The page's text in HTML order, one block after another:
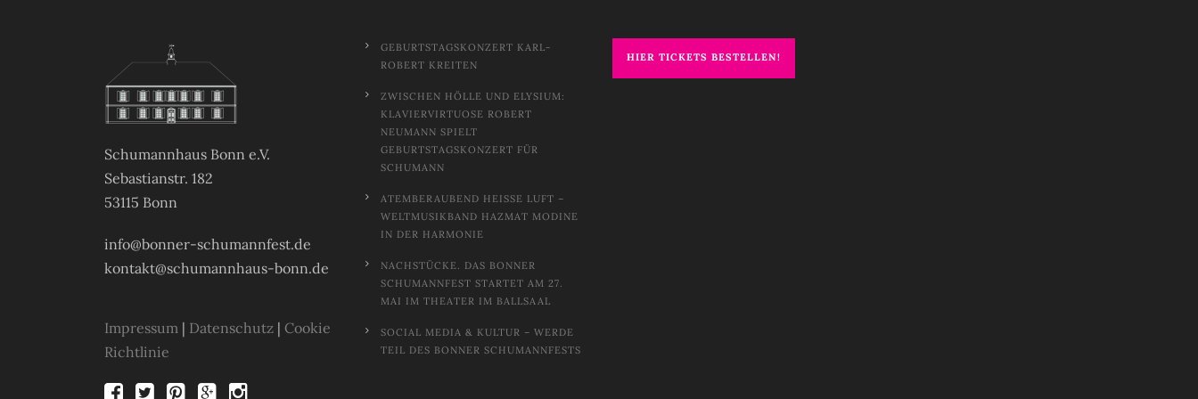
Schumannhaus Bonn e.V.
Sebastianstr. 182
53115 Bonn
info@bonner-schumannfest.de
kontakt@schumannhaus-bonn.de
Impressum | Datenschutz | Cookie
Richtlinie
GEBURTSTAGSKONZERT KARL-
ROBERT KREITEN
ZWISCHEN HÖLLE UND ELYSIUM:
KLAVIERVIRTUOSE ROBERT
NEUMANN SPIELT
GEBURTSTAGSKONZERT FÜR
SCHUMANN
ATEMBERAUBEND HEISSE LUFT – W
ELTMUSIKBAND HAZMAT MODINE I
N DER HARMONIE
NACHSTÜCKE. DAS BONNER
SCHUMANNFEST STARTET AM 27.
MAI IM THEATER IM BALLSAAL
SOCIAL MEDIA & KULTUR – WERDE
TEIL DES BONNER SCHUMANNFESTS
HIER TICKETS BESTELLEN!